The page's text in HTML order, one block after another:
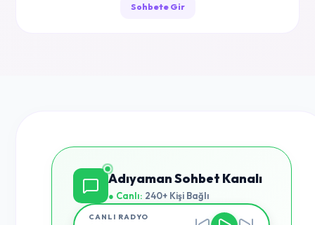
Sohbete Gir
Adıyaman Sohbet Kanalı
● Canlı: 240+ Kişi Bağlı
CANLI RADYO